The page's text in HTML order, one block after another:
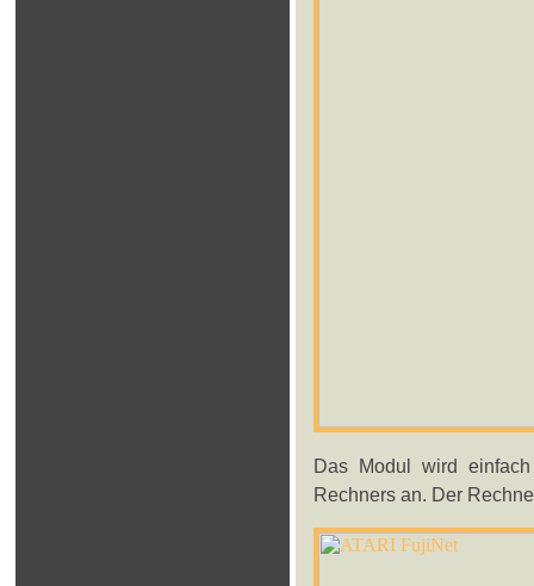
Das Modul wird
Rechners an. Der